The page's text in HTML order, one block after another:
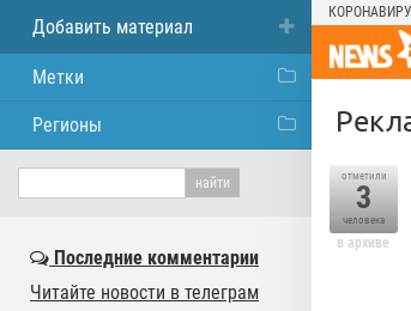
отметили
3
человека
в архиве
Добавить материал
Метки
Регионы
Последние комментарии
Читайте новости в телеграм